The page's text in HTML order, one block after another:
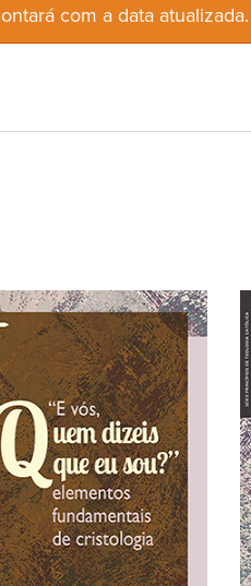
com a data atualizada.